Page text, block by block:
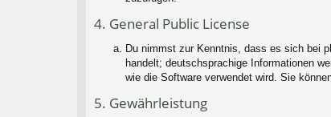
4. General Public License
Du nimmst zur Kenntnis, dass es sich bei
handelt; deutschsprachige Informationen
wie die Software verwendet wird. Sie
5. Gewährleistung